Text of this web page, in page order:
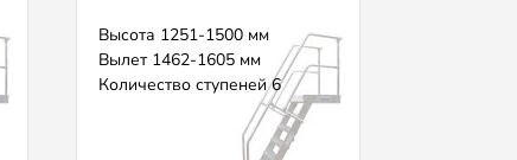
Высота 1251-1500 мм
Вылет 1462-1605 мм
Количество ступеней 6